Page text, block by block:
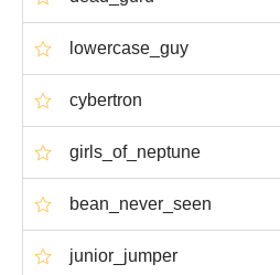
lowercase_guy
cybertron
girls_of_neptune
bean_never_seen
junior_jumper